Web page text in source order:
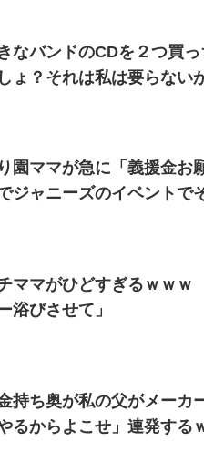
なバンドのCDを２つ買
ょ？それは私は要らない
園ママが急に「義援金
ジャニーズのイベントで
ママがひどすぎるｗｗ
浴びさせて」
持ち奥が私の父がメーカ
るからよこせ」連発する